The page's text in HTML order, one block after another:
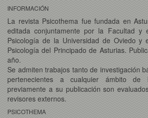
INFORMACIÓN
La revista Psicothema fue fundada en
editada conjuntamente por la Facultad y
Psicología de la Universidad de Oviedo y
Psicología del Principado de Asturias.
año.
Se admiten trabajos tanto de investigación
pertenecientes a cualquier ámbito de
previamente a su publicación son
revisores externos.
PSICOTHEMA